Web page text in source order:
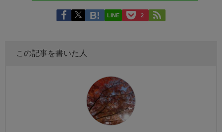
LINE 2
この記事を書いた人